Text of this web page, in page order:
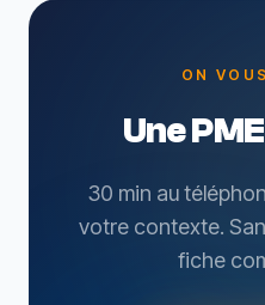
ON
Une
30 min au
votre contexte.
fiche